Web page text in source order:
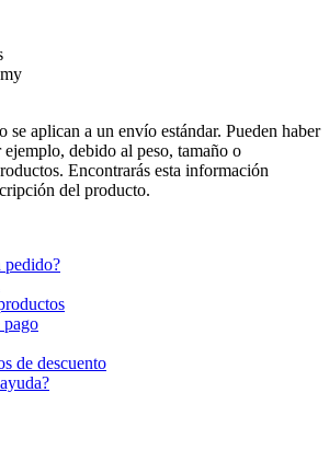
se aplican a un envío estándar. Pueden haber
ejemplo, debido al peso, tamaño o
Encontrarás esta información
del producto.
pedido?
pago
de descuento